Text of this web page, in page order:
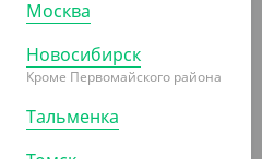
Москва
Новосибирск
Кроме Первомайского района
Тальменка